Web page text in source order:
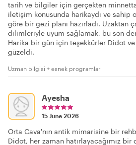
tarih ve bilgiler için gerçekten
iletişim konusunda harikaydı ve sahip
göre bir gezi planı hazırladı. Uzaktan
dilimleriyle uyum sağlamak, bu son
Harika bir gün için teşekkürler Didot
güzeldi.
Uzman bilgisi + esnek programlar
Ayesha
15 June 2026
Orta Cava'nın antik mimarisine bir
Didot, her zaman hatırlayacağımız